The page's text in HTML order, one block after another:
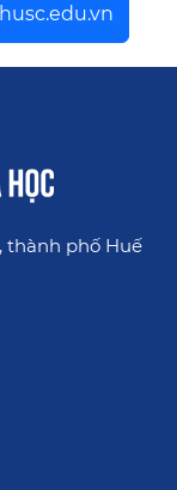
thành phố Huế